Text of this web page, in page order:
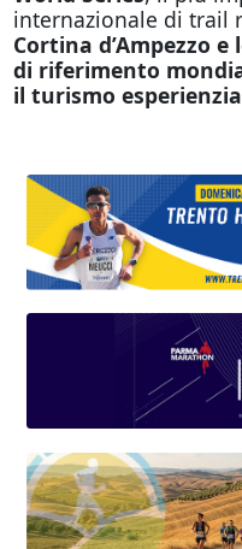
internazionale di trail
Cortina d’Ampezzo
di riferimento
il turismo